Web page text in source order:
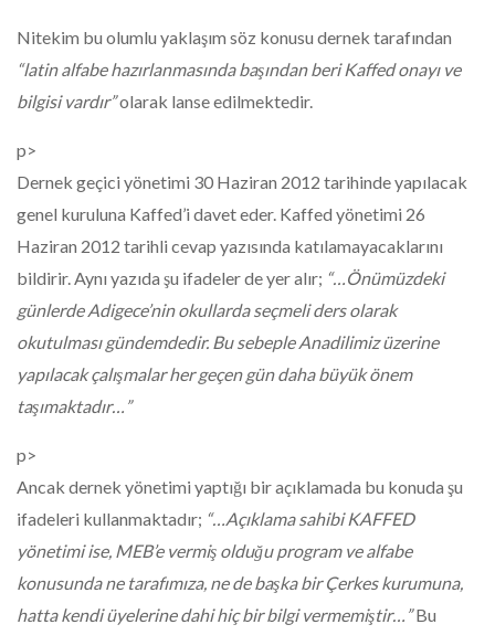
Nitekim bu olumlu yaklaşım söz konusu dernek tarafından
“latin alfabe hazırlanmasında başından beri Kaffed onayı ve
bilgisi vardır”olarak lanse edilmektedir.
p>
Dernek geçici yönetimi 30 Haziran 2012 tarihinde yapılacak
genel kuruluna Kaffed’i davet eder. Kaffed yönetimi 26
Haziran 2012 tarihli cevap yazısında katılamayacaklarını
bildirir. Aynı yazıda şu ifadeler de yer alır; “…Önümüzdeki
günlerde Adigece’nin okullarda seçmeli ders olarak
okutulması gündemdedir. Bu sebeple Anadilimiz üzerine
yapılacak çalışmalar her geçen gün daha büyük önem
taşımaktadır…”
p>
Ancak dernek yönetimi yaptığı bir açıklamada bu konuda şu
ifadeleri kullanmaktadır; “…Açıklama sahibi KAFFED
yönetimi ise, MEB’e vermiş olduğu program ve alfabe
konusunda ne tarafımıza, ne de başka bir Çerkes kurumuna,
hatta kendi üyelerine dahi hiç bir bilgi vermemiştir…”Bu